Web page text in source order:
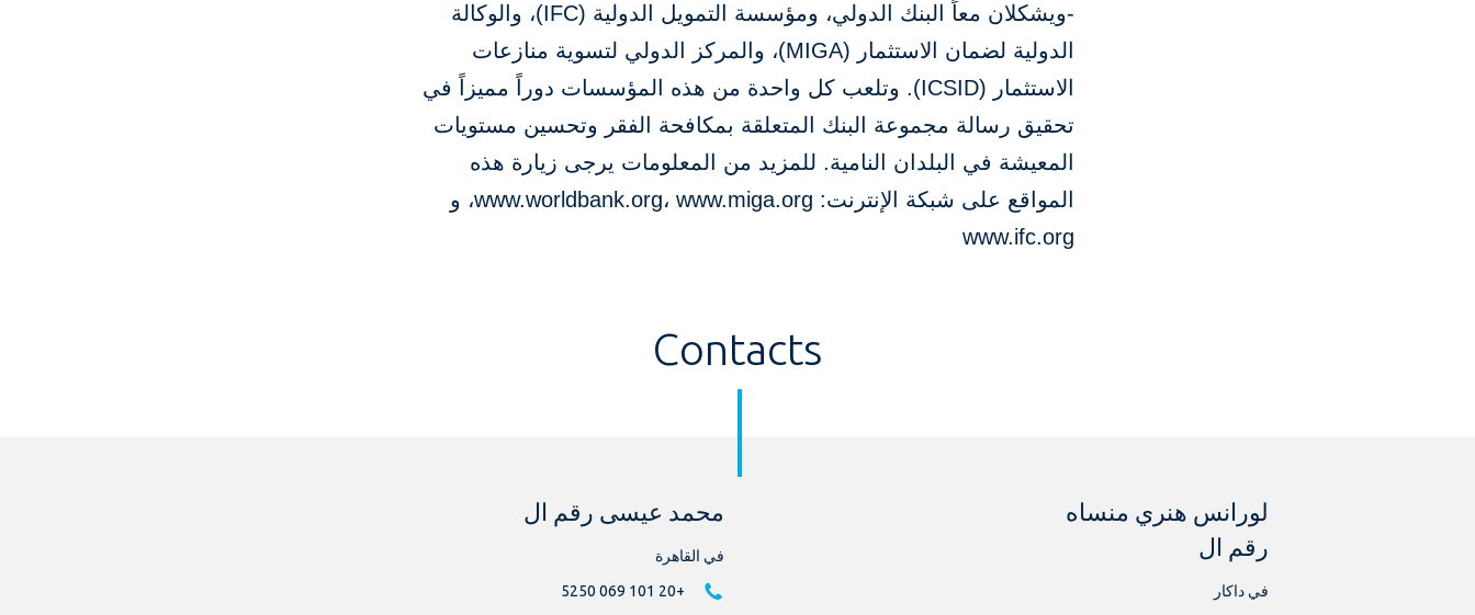
-ويشكلان معاً البنك الدولي، ومؤسسة التمويل الدولية (IFC)، والوكالة
الدولية لضمان الاستثمار (MIGA)، والمركز الدولي لتسوية منازعات
الاستثمار (ICSID). وتلعب كل واحدة من هذه المؤسسات دوراً مميزاً في
تحقيق رسالة مجموعة البنك المتعلقة بمكافحة الفقر وتحسين مستويات
المعيشة في البلدان النامية. للمزيد من المعلومات يرجى زيارة هذه
المواقع على شبكة الإنترنت: www.worldbank.org، www.miga.org، و
www.ifc.org
Contacts
لورانس هنري منساه
رقم ال
في داكار
محمد عيسى رقم ال
في القاهرة
+20 101 069 5250